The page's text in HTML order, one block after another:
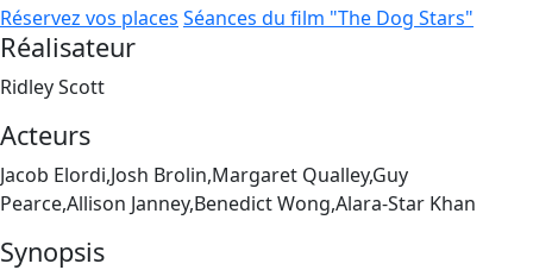
Réservez vos places Séances du film "The Dog Stars"
Réalisateur
Ridley Scott
Acteurs
Jacob Elordi,Josh Brolin,Margaret Qualley,Guy
Pearce,Allison Janney,Benedict Wong,Alara-Star Khan
Synopsis